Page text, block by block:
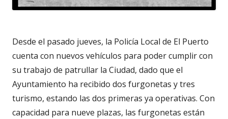
Desde el pasado jueves, la Policía Local de El Puerto
cuenta con nuevos vehículos para poder cumplir con
su trabajo de patrullar la Ciudad, dado que el
Ayuntamiento ha recibido dos furgonetas y tres
turismo, estando las dos primeras ya operativas. Con
capacidad para nueve plazas, las furgonetas están